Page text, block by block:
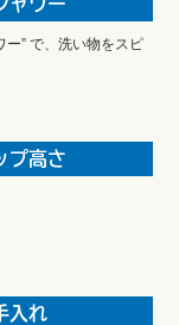
ャワー
ー” で、洗い物をスピ
プ高さ
入れ